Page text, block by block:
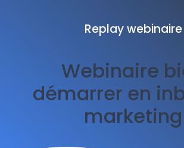
Replay webinaire
Webinaire
démarrer en
marketing